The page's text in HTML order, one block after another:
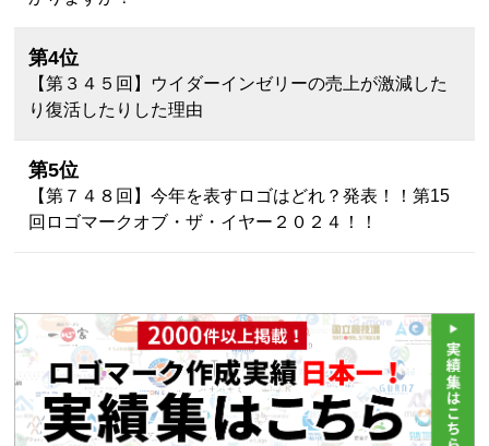
第4位
【第３４５回】ウイダーインゼリーの売上が激減した
り復活したりした理由
第5位
【第７４８回】今年を表すロゴはどれ？発表！！第15
回ロゴマークオブ・ザ・イヤー２０２４！！